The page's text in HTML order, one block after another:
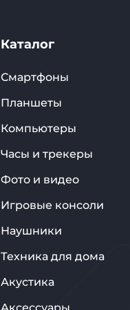
Каталог
Смартфоны
Планшеты
Компьютеры
Часы и трекеры
Фото и видео
Игровые консоли
Наушники
Техника для дома
Акустика